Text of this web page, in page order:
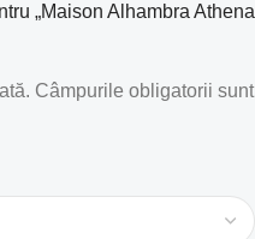
„Maison Alhambra Athena
Câmpurile obligatorii sunt